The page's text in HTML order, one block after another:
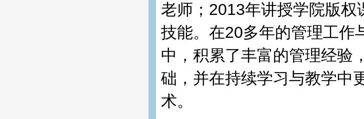
老师；2013年讲授学院版权
技能。在20多年的管理工作
中，积累了丰富的管理经验
础，并在持续学习与教学中
术。